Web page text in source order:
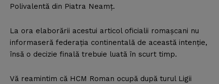
Polivalentă din Piatra Neamţ.
La ora elaborării acestui articol oficialii romaşcani nu
informaseră federaţia continentală de această intenţie,
însă o decizie finală trebuie luată în scurt timp.
Vă reamintim că HCM Roman ocupă după turul Ligii